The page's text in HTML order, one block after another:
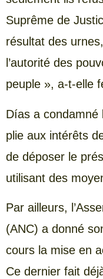
Suprême de
résultat des
l’autorité des
peuple », a-t-elle
Días a condamné
plie aux intérêts
de déposer le
utilisant des
Par ailleurs,
(ANC) a donné
cours la mise en
Ce dernier fait